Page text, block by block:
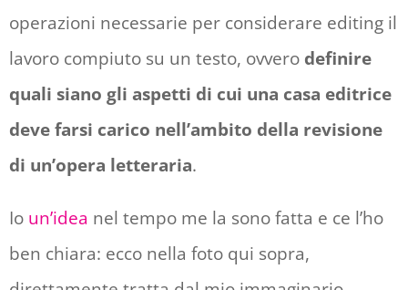
operazioni necessarie per considerare editing il
lavoro compiuto su un testo, ovvero definire
quali siano gli aspetti di cui una casa editrice
deve farsi carico nell’ambito della revisione
di un’opera letteraria.
Io un’idea nel tempo me la sono fatta e ce l’ho
ben chiara: ecco nella foto qui sopra,